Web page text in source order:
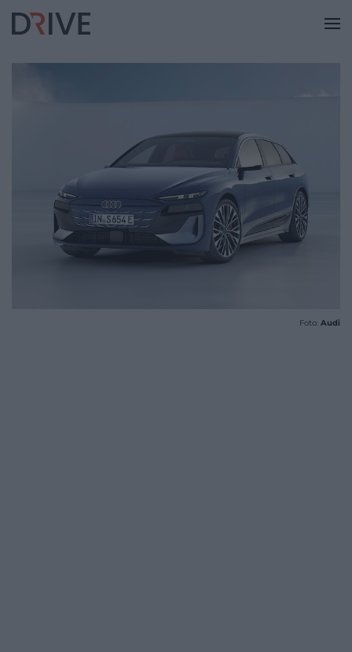
Foto: Audi